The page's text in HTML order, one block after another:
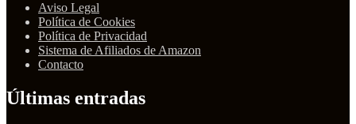
Aviso Legal
Política de Cookies
Política de Privacidad
Sistema de Afiliados de Amazon
Contacto
Últimas entradas